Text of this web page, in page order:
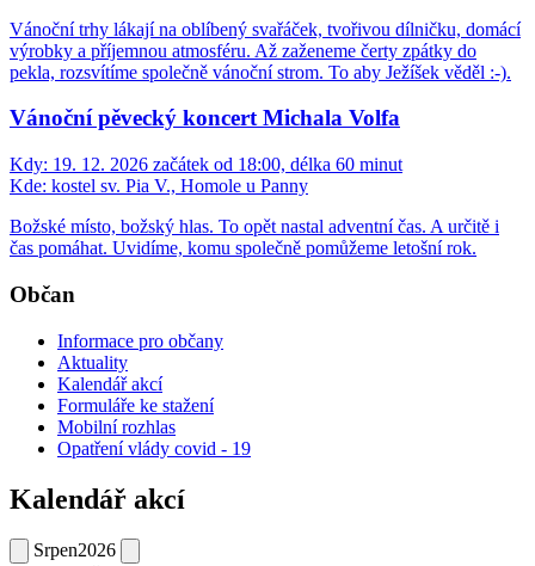
Vánoční trhy lákají na oblíbený svařáček, tvořivou dílničku, domácí
výrobky a příjemnou atmosféru. Až zaženeme čerty zpátky do
pekla, rozsvítíme společně vánoční strom. To aby Ježíšek věděl :-).
Vánoční pěvecký koncert Michala Volfa
Kdy: 19. 12. 2026 začátek od 18:00, délka 60 minut
Kde: kostel sv. Pia V., Homole u Panny
Božské místo, božský hlas. To opět nastal adventní čas. A určitě i
čas pomáhat. Uvidíme, komu společně pomůžeme letošní rok.
Občan
Informace pro občany
Aktuality
Kalendář akcí
Formuláře ke stažení
Mobilní rozhlas
Opatření vlády covid - 19
Kalendář akcí
Srpen2026